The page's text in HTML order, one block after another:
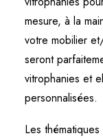
mesure, à la
votre mobilier
seront
vitrophanies et
personnalisées.
Les